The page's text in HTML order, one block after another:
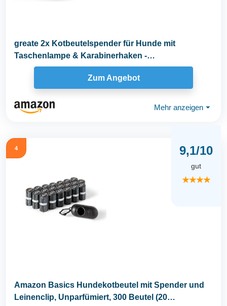
greate 2x Kotbeutelspender für Hunde mit
Taschenlampe & Karabinerhaken -
Kotbeutelspender für...
Zum Angebot
Mehr anzeigen ⏷
4 9,1/10
gut
★★★★
Amazon Basics Hundekotbeutel mit Spender und
Leinenclip, Unparfümiert, 300 Beutel (20